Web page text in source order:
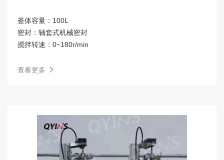
釜体容量： 100L
密封： 轴套式机械密封
搅拌转速： 0~180r/min
查看更多